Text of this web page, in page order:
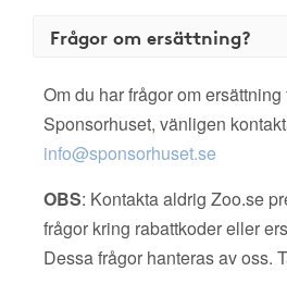
Frågor om ersättning?
Om du har frågor om
Sponsorhuset, vänligen
info@sponsorhuset.se
OBS: Kontakta aldrig Zoo.se
frågor kring rabattkoder eller
Dessa frågor hanteras av oss.